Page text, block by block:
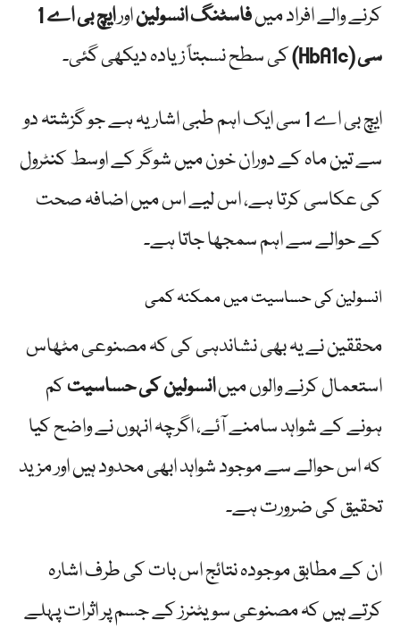
کرنے والے افراد میںفاسٹنگ انسولیناور
ایچ بی اے 1
سی (HbA1c)
کی سطح نسبتاً زیادہ دیکھی گئی۔
ایچ بی اے 1 سی ایک اہم طبی اشاریہ ہے جو گزشتہ دو
سے تین ماہ کے دوران خون میں شوگر کے اوسط کنٹرول
کی عکاسی کرتا ہے، اس لیے اس میں اضافہ صحت
کے حوالے سے اہم سمجھا جاتا ہے۔
انسولین کی حساسیت میں ممکنہ کمی
محققین نے یہ بھی نشاندہی کی کہ مصنوعی مٹھاس
استعمال کرنے والوں میںانسولین کی حساسیتکم
ہونے کے شواہد سامنے آئے، اگرچہ انہوں نے واضح کیا
کہ اس حوالے سے موجود شواہد ابھی محدود ہیں اور مزید
تحقیق کی ضرورت ہے۔
ان کے مطابق موجودہ نتائج اس بات کی طرف اشارہ
کرتے ہیں کہ مصنوعی سویٹنرز کے جسم پر اثرات پہلے